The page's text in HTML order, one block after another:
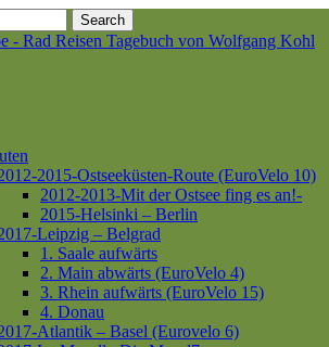
Search
2015-Ostseeküsten-Route (EuroVelo 10)
2012-2013-Mit der Ostsee fing es an!-
2015-Helsinki – Berlin
Leipzig – Belgrad
1. Saale aufwärts
2. Main abwärts (EuroVelo 4)
3. Rhein aufwärts (EuroVelo 15)
4. Donau
Atlantik – Basel (Eurovelo 6)